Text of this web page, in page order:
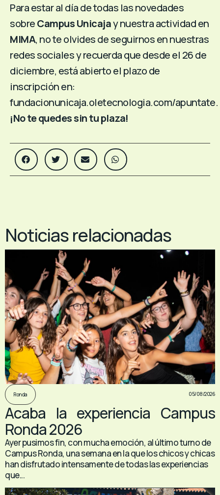
Para estar al día de todas las novedades
sobreCampus Unicajay nuestra actividad en
MIMA, no te olvides de seguirnos en nuestras
redes sociales y recuerda que desde el 26 de
diciembre, está abierto el plazo de
inscripción en:
fundacionunicaja.oletecnologia.com/apuntate.
¡No te quedes sin tu plaza!
Noticias relacionadas
Ronda 05/08/2026
Acaba la experiencia Campus
Ronda 2026
Ayer pusimos fin, con mucha emoción, al último turno de
Campus Ronda, una semana en la que los chicos y chicas
han disfrutado intensamente de todas las experiencias
que...